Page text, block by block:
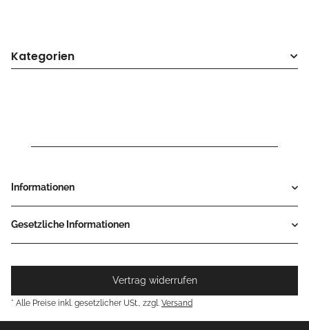
Kategorien
Informationen
Gesetzliche Informationen
Vertrag widerrufen
* Alle Preise inkl. gesetzlicher USt., zzgl. Versand